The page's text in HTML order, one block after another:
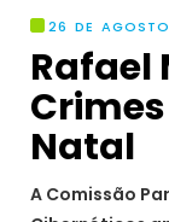
26 DE
Rafael
Natal
A Comissão